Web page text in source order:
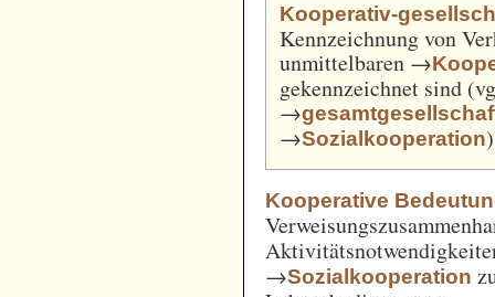
Kooperativ-
Kennzeichnung von
unmittelbaren →
gekennzeichnet sind
→
→Sozialkooperation
Kooperative
→Sozialkooperation